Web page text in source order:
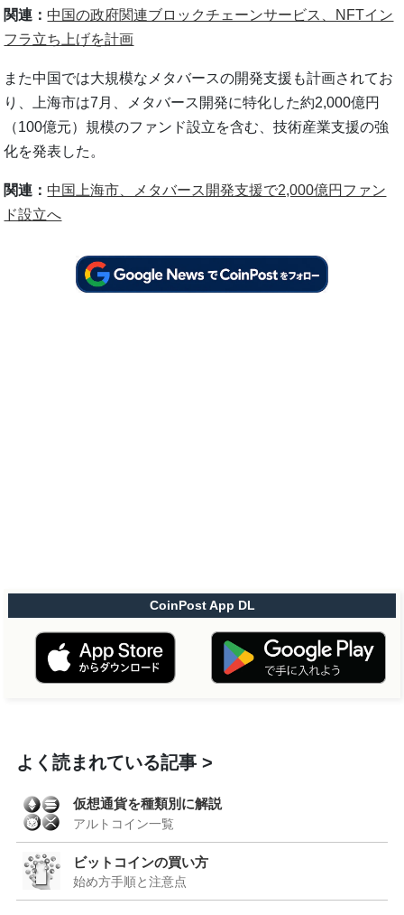
関連： 中国の政府関連ブロックチェーンサービス、NFTイン
フラ立ち上げを計画
また中国では大規模なメタバースの開発支援も計画されてお
り、上海市は7月、メタバース開発に特化した約2,000億円
（100億元）規模のファンド設立を含む、技術産業支援の強
化を発表した。
関連： 中国上海市、メタバース開発支援で2,000億円ファン
ド設立へ
CoinPost App DL
よく読まれている記事
仮想通貨を種類別に解説
アルトコイン一覧
ビットコインの買い方
始め方手順と注意点